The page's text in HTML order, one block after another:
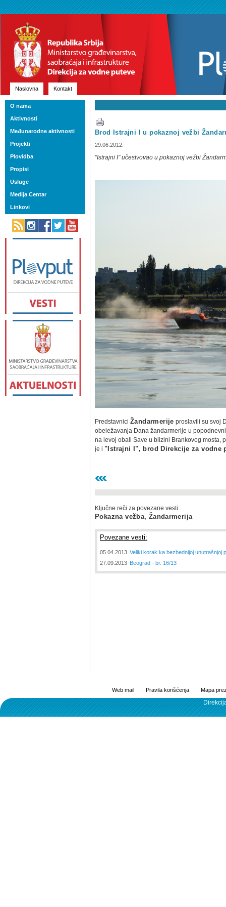
Naslovna Kontakt
Brod Istrajni I u pokaznoj vežbi
29.06.2012.
"Istrajni I" učestvovao u pokaznoj vežbi
PredstavniciŽandarmerije proslavili su svoj
obeležavanja Dana žandarmerije u
na levoj obali Save u blizini Brankovog mosta,
je i "Istrajni I", brod Direkcije za vodne
Ključne reči za povezane vesti:
Pokazna vežba, Žandarmerija
Povezane vesti:
05.04.2013 Veliki korak ka bezbednijoj unutrašnjoj
27.09.2013 Beograd - br. 16/13
O nama
Aktivnosti
Međunarodne aktivnosti
Projekti
Plovidba
Propisi
Usluge
Medija Centar
Linkovi
Web mail Pravila korišćenja Mapa